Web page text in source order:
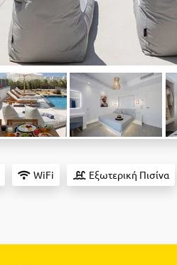
WiFi Εξωτερική Πισίνα